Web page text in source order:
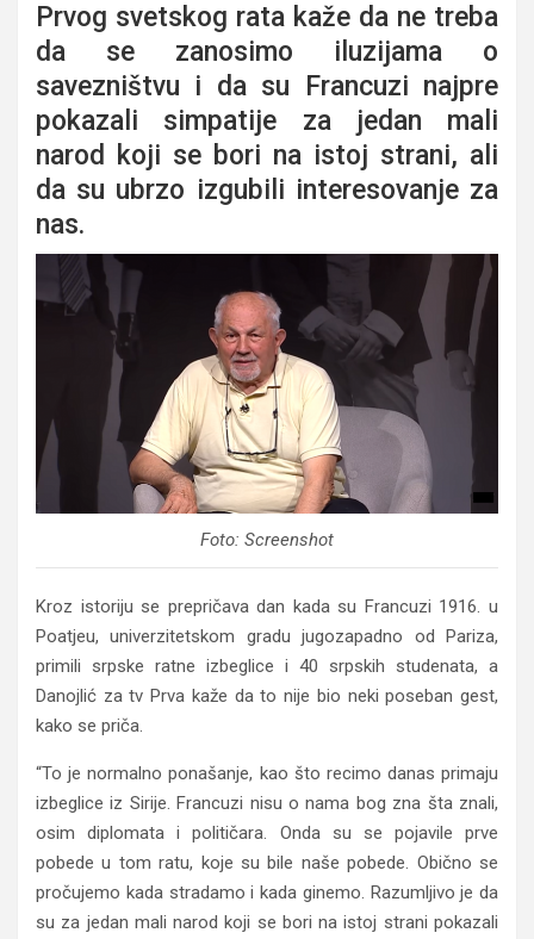
Prvog svetskog rata kaže da ne treba
da se zanosimo iluzijama o
savezništvu i da su Francuzi najpre
pokazali simpatije za jedan mali
narod koji se bori na istoj strani, ali
da su ubrzo izgubili interesovanje za
nas.
Foto: Screenshot
Kroz istoriju se prepričava dan kada su Francuzi 1916. u
Poatjeu, univerzitetskom gradu jugozapadno od Pariza,
primili srpske ratne izbeglice i 40 srpskih studenata, a
Danojlić za tv Prva kaže da to nije bio neki poseban gest,
kako se priča.
“To je normalno ponašanje, kao što recimo danas primaju
izbeglice iz Sirije. Francuzi nisu o nama bog zna šta znali,
osim diplomata i političara. Onda su se pojavile prve
pobede u tom ratu, koje su bile naše pobede. Obično se
pročujemo kada stradamo i kada ginemo. Razumljivo je da
su za jedan mali narod koji se bori na istoj strani pokazali